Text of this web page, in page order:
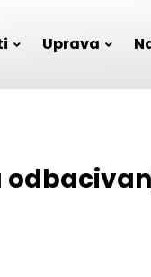
Uprava